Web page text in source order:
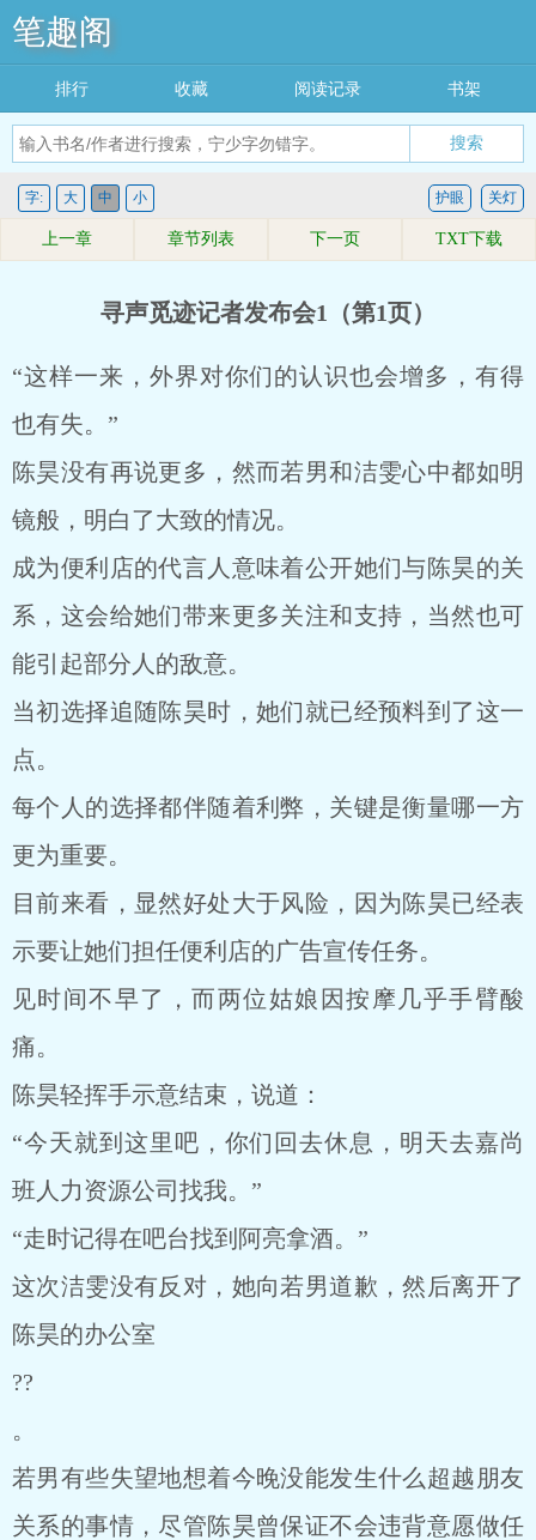
笔趣阁
搜索
排行 收藏 阅读记录 书架
字: 大 中 小 关灯
护眼
上一章 章节列表 下一页 TXT下载
寻声觅迹记者发布会1（第1页）
“这样一来，外界对你们的认识也会增多，有得
也有失。”
陈昊没有再说更多，然而若男和洁雯心中都如明
镜般，明白了大致的情况。
成为便利店的代言人意味着公开她们与陈昊的关
系，这会给她们带来更多关注和支持，当然也可
能引起部分人的敌意。
当初选择追随陈昊时，她们就已经预料到了这一
点。
每个人的选择都伴随着利弊，关键是衡量哪一方
更为重要。
目前来看，显然好处大于风险，因为陈昊已经表
示要让她们担任便利店的广告宣传任务。
见时间不早了，而两位姑娘因按摩几乎手臂酸
痛。
陈昊轻挥手示意结束，说道：
“今天就到这里吧，你们回去休息，明天去嘉尚
班人力资源公司找我。”
“走时记得在吧台找到阿亮拿酒。”
这次洁雯没有反对，她向若男道歉，然后离开了
陈昊的办公室
??
。
若男有些失望地想着今晚没能发生什么超越朋友
关系的事情，尽管陈昊曾保证不会违背意愿做任